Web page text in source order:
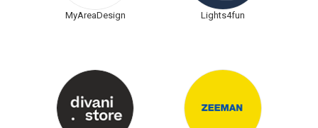
MyAreaDesign Lights4fun